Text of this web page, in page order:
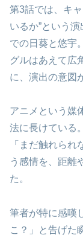
第3話では、キ
いるか”という
での日葵と悠宇
グルはあえて広
に、演出の意図
アニメという媒
法に長けている
「まだ触れら
う感情を、距離
た。
筆者が特に感嘆
こ？」と告げた